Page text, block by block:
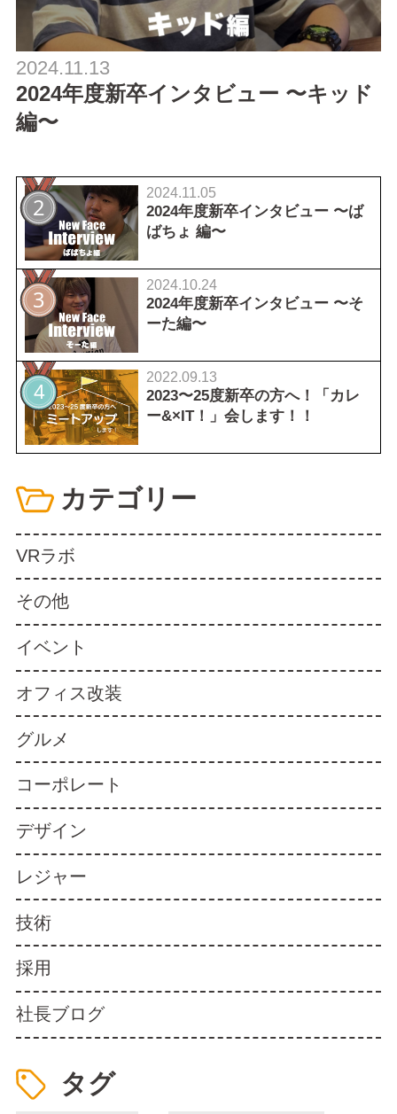
カテゴリー
VRラボ
その他
イベント
オフィス改装
グルメ
コーポレート
デザイン
レジャー
技術
採用
社長ブログ
タグ
2024.11.13
2024年度新卒インタビュー 〜キッド
編〜
2024.11.05
2024年度新卒インタビュー 〜ば
ばちょ 編〜
2024.10.24
2024年度新卒インタビュー 〜そ
ーた編〜
2022.09.13
2023〜25度新卒の方へ！「カレ
ー&×IT！」会します！！